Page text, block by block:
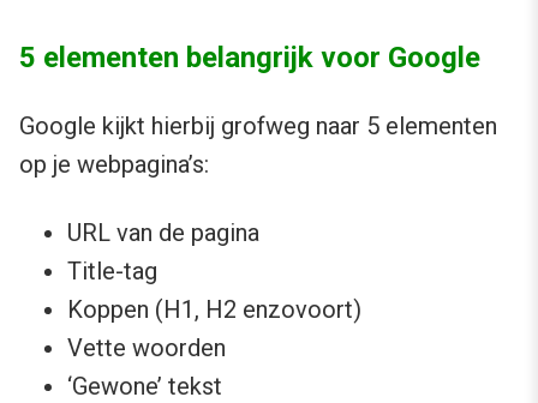
5 elementen belangrijk voor Google
Google kijkt hierbij grofweg naar 5 elementen
op je webpagina’s:
URL van de pagina
Title-tag
Koppen (H1, H2 enzovoort)
Vette woorden
‘Gewone’ tekst